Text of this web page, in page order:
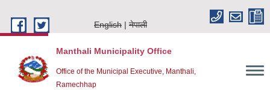
English
नेपाली
Manthali Municipality Office
Office of the Municipal Executive, Manthali,
Ramechhap